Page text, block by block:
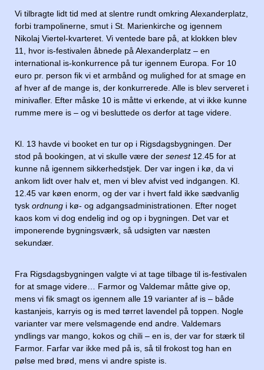
Vi tilbragte lidt tid med at slentre rundt omkring Alexanderplatz,
forbi trampolinerne, smut i St. Marienkirche og igennem
Nikolaj Viertel-kvarteret. Vi ventede bare på, at klokken blev
11, hvor is-festivalen åbnede på Alexanderplatz – en
international is-konkurrence på tur igennem Europa. For 10
euro pr. person fik vi et armbånd og mulighed for at smage en
af hver af de mange is, der konkurrerede. Alle is blev serveret i
minivafler. Efter måske 10 is måtte vi erkende, at vi ikke kunne
rumme mere is – og vi besluttede os derfor at tage videre.
Kl. 13 havde vi booket en tur op i Rigsdagsbygningen. Der
stod på bookingen, at vi skulle være dersenest12.45 for at
kunne nå igennem sikkerhedstjek. Der var ingen i kø, da vi
ankom lidt over halv et, men vi blev afvist ved indgangen. Kl.
12.45 var køen enorm, og der var i hvert fald ikke sædvanlig
tyskordnung i kø- og adgangsadministrationen. Efter noget
kaos kom vi dog endelig ind og op i bygningen. Det var et
imponerende bygningsværk, så udsigten var næsten
sekundær.
Fra Rigsdagsbygningen valgte vi at tage tilbage til is-festivalen
for at smage videre… Farmor og Valdemar måtte give op,
mens vi fik smagt os igennem alle 19 varianter af is – både
kastanjeis, karryis og is med tørret lavendel på toppen. Nogle
varianter var mere velsmagende end andre. Valdemars
yndlings var mango, kokos og chili – en is, der var for stærk til
Farmor. Farfar var ikke med på is, så til frokost tog han en
pølse med brød, mens vi andre spiste is.